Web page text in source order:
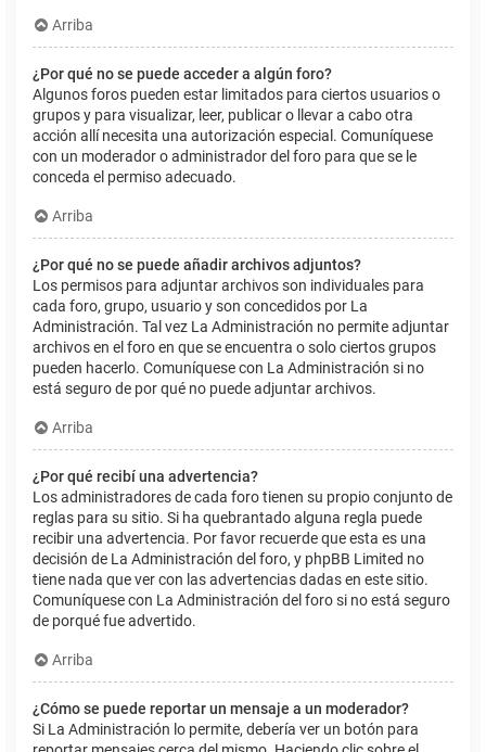
Arriba
¿Por qué no se puede acceder a algún foro?
Algunos foros pueden estar limitados para ciertos usuarios o
grupos y para visualizar, leer, publicar o llevar a cabo otra
acción allí necesita una autorización especial. Comuníquese
con un moderador o administrador del foro para que se le
conceda el permiso adecuado.
Arriba
¿Por qué no se puede añadir archivos adjuntos?
Los permisos para adjuntar archivos son individuales para
cada foro, grupo, usuario y son concedidos por La
Administración. Tal vez La Administración no permite adjuntar
archivos en el foro en que se encuentra o solo ciertos grupos
pueden hacerlo. Comuníquese con La Administración si no
está seguro de por qué no puede adjuntar archivos.
Arriba
¿Por qué recibí una advertencia?
Los administradores de cada foro tienen su propio conjunto de
reglas para su sitio. Si ha quebrantado alguna regla puede
recibir una advertencia. Por favor recuerde que esta es una
decisión de La Administración del foro, y phpBB Limited no
tiene nada que ver con las advertencias dadas en este sitio.
Comuníquese con La Administración del foro si no está seguro
de porqué fue advertido.
Arriba
¿Cómo se puede reportar un mensaje a un moderador?
Si La Administración lo permite, debería ver un botón para